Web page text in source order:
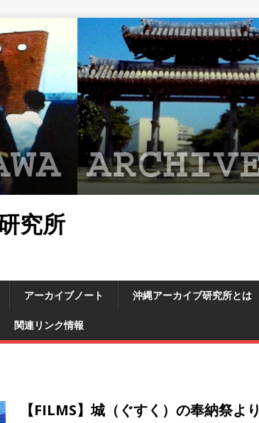
究所
アーカイブノート 沖縄アーカイブ研究所とは
関連リンク情報
【FILMS】城（ぐすく）の奉納祭より